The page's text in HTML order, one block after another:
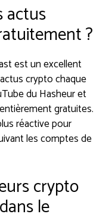
actus
?
est un excellent
crypto chaque
du Hasheur et
gratuites.
réactive pour
les comptes de
crypto
le